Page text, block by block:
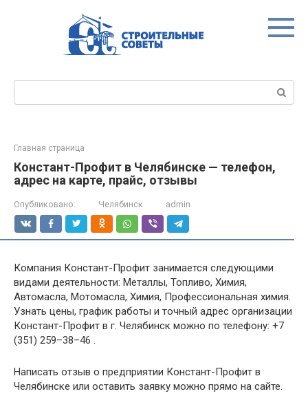
Главная страница
Констант-Профит в Челябинске — телефон,
адрес на карте, прайс, отзывы
Опубликовано: Челябинск admin
Компания Констант-Профит занимается следующими
видами деятельности: Металлы, Топливо, Химия,
Автомасла, Мотомасла, Химия, Профессиональная химия.
Узнать цены, график работы и точный адрес организации
Констант-Профит в г. Челябинск можно по телефону: +7
(351) 259–38–46 .
Написать отзыв о предприятии Констант-Профит в
Челябинске или оставить заявку можно прямо на сайте.